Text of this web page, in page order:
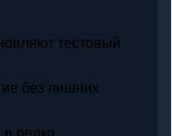
тестовый
без лишних